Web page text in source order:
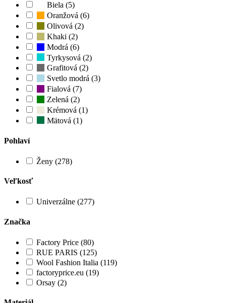
Biela (5)
Oranžová (6)
Olivová (2)
Khaki (2)
Modrá (6)
Tyrkysová (2)
Grafitová (2)
Svetlo modrá (3)
Fialová (7)
Zelená (2)
Krémová (1)
Mätová (1)
Pohlaví
Ženy (278)
Veľkosť
Univerzálne (277)
Značka
Factory Price (80)
RUE PARIS (125)
Wool Fashion Italia (119)
factoryprice.eu (19)
Orsay (2)